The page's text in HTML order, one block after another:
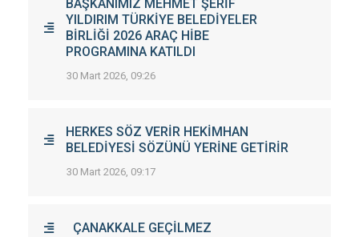
BAŞKANIMIZ MEHMET ŞERİF
YILDIRIM TÜRKİYE BELEDİYELER
BİRLİĞİ 2026 ARAÇ HİBE
PROGRAMINA KATILDI
30 Mart 2026, 09:26
HERKES SÖZ VERİR HEKİMHAN
BELEDİYESİ SÖZÜNÜ YERİNE GETİRİR
30 Mart 2026, 09:17
ÇANAKKALE GEÇİLMEZ